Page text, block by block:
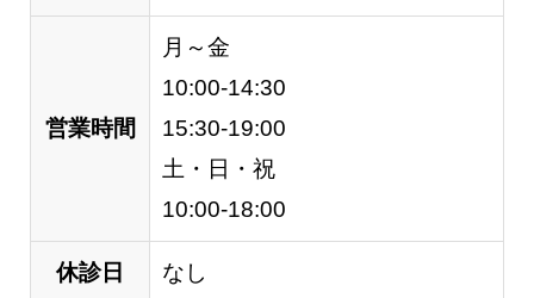
営業時間
月～金
10:00-14:30
15:30-19:00
土・日・祝
10:00-18:00
休診日 なし